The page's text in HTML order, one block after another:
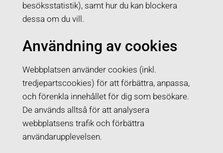
besöksstatistik), samt hur du kan blockera
dessa om du vill.
Användning av cookies
Webbplatsen använder cookies (inkl.
tredjepartscookies) för att förbättra, anpassa,
och förenkla innehållet för dig som besökare.
De används alltså för att analysera
webbplatsens trafik och förbättra
användarupplevelsen.